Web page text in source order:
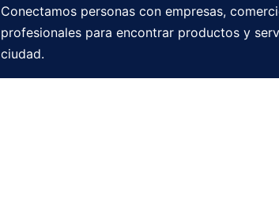
Conectamos personas con empresas,
profesionales para encontrar productos y
ciudad.